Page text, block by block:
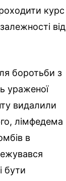
курс
від
боротьби з
ураженої
видалили
лімфедема
в
бути